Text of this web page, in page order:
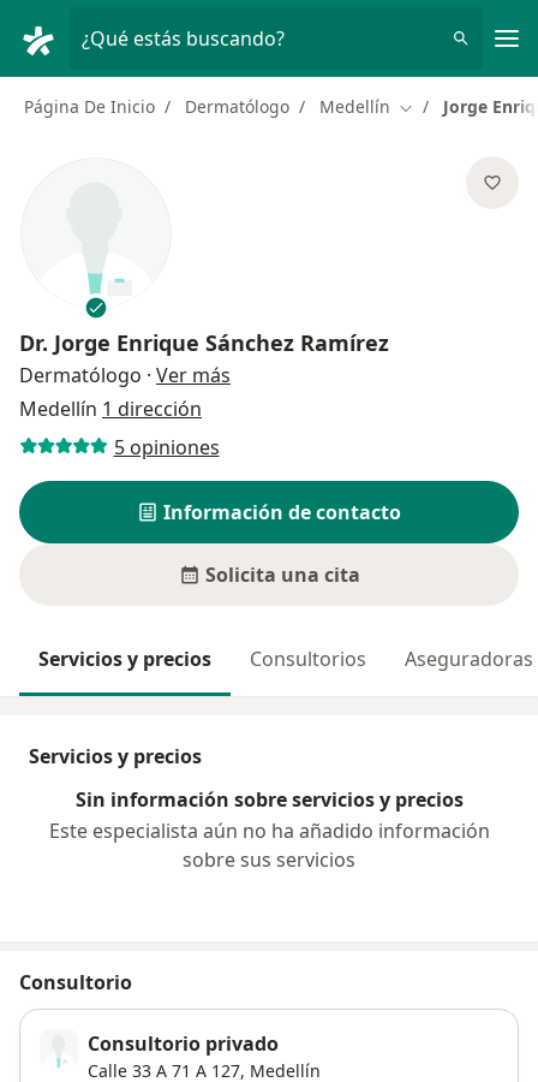
¿Qué estás buscando?
Página De Inicio Dermatólogo Medellín Cambiar de
Jorge
Dr. Jorge Enrique Sánchez Ramírez
Dermatólogo · Ver más
Medellín 1 dirección
5 opiniones
Información de contacto
Solicita una cita
Servicios y precios Consultorios Aseguradoras
Servicios y precios
Sin información sobre servicios y precios
Este especialista aún no ha añadido información
sobre sus servicios
Consultorio
Consultorio privado
Calle 33 A 71 A 127, Medellín